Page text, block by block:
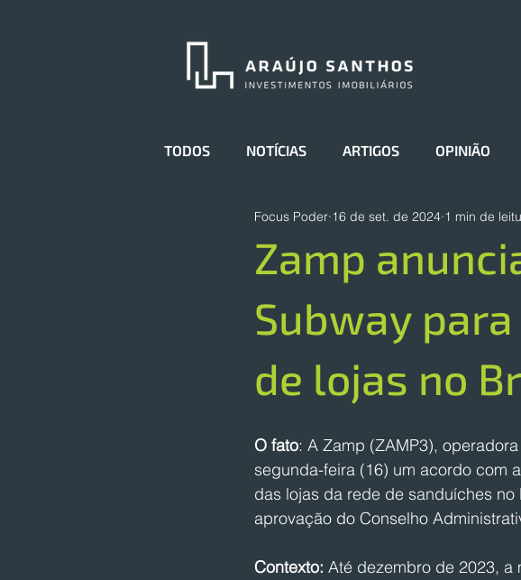
TODOS NOTÍCIAS ARTIGOS OPINIÃO
Zamp
Subway
de lojas no
Focus Poder 16 de set. de 2024 1 min de
O fato: A Zamp (ZAMP3),
segunda-feira (16) um acordo com
das lojas da rede de sanduíches
aprovação do Conselho
Contexto: Até dezembro de 2023, a